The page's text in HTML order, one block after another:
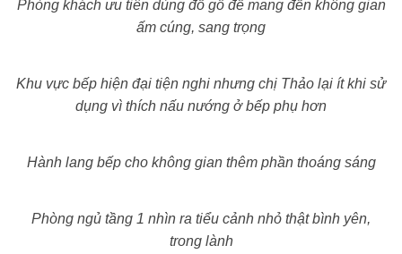
Phòng khách ưu tiên dùng đồ gỗ để mang đến không gian
ấm cúng, sang trọng
Khu vực bếp hiện đại tiện nghi nhưng chị Thảo lại ít khi sử
dụng vì thích nấu nướng ở bếp phụ hơn
Hành lang bếp cho không gian thêm phần thoáng sáng
Phòng ngủ tầng 1 nhìn ra tiểu cảnh nhỏ thật bình yên,
trong lành